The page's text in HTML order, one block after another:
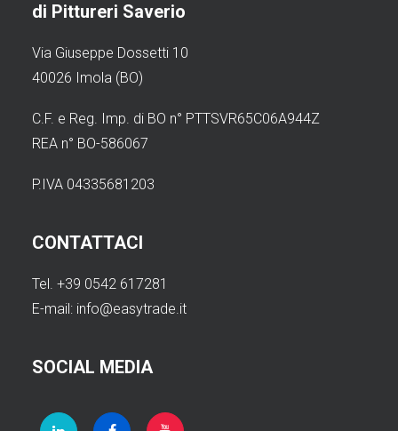
di Pittureri Saverio
Via Giuseppe Dossetti 10
40026 Imola (BO)
C.F. e Reg. Imp. di BO n° PTTSVR65C06A944Z
REA n° BO-586067
P.IVA 04335681203
CONTATTACI
Tel. +39 0542 617281
E-mail: info@easytrade.it
SOCIAL MEDIA